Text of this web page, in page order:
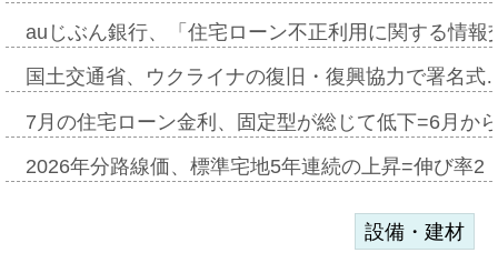
auじぶん銀行、「住宅ローン不正利用に関する情
国土交通省、ウクライナの復旧・復興協力で署名
7月の住宅ローン金利、固定型が総じて低下=6月か
2026年分路線価、標準宅地5年連続の上昇=伸び率
設備・建材